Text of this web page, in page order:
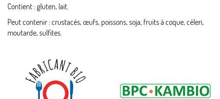
Contient : gluten, lait.
Peut contenir : crustacés, œufs, poissons, soja, fruits à coque, céleri,
moutarde, sulfites.